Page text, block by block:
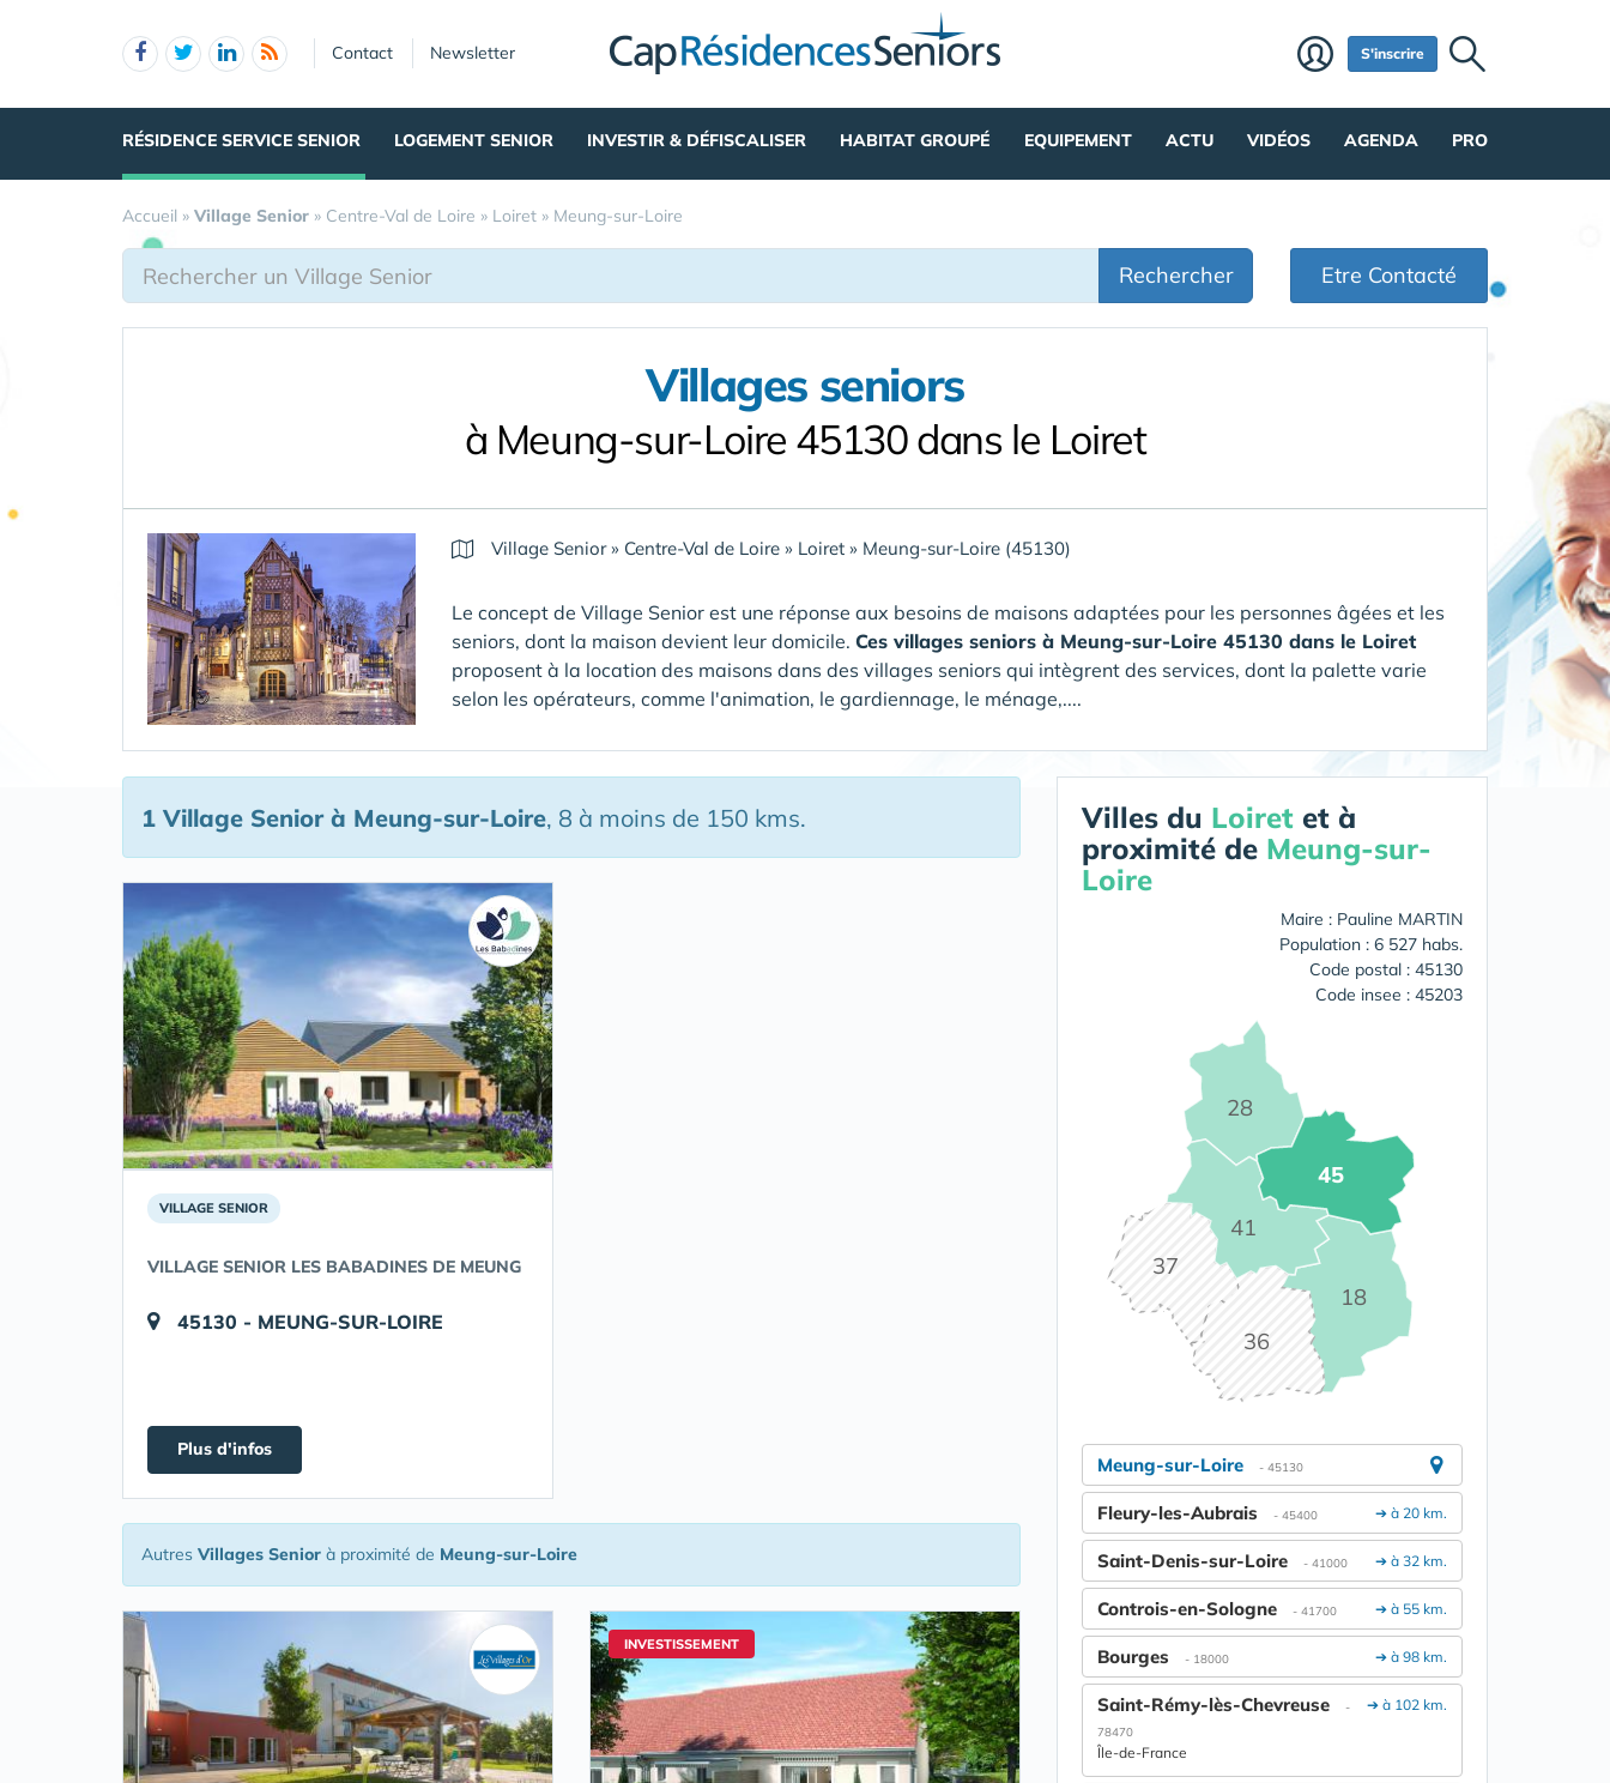
Contact Newsletter S'inscrire
RÉSIDENCE SERVICE SENIOR LOGEMENT SENIOR INVESTIR & DÉFISCALISER HABITAT GROUPÉ EQUIPEMENT ACTU VIDÉOS AGENDA PRO
Accueil » Village Senior » Centre-Val de Loire » Loiret » Meung-sur-Loire
Rechercher Etre Contacté
Villages seniors
à Meung-sur-Loire 45130 dans le Loiret
Village Senior» Centre-Val de Loire » Loiret » Meung-sur-Loire (45130)
Le concept de Village Senior est une réponse aux besoins de maisons adaptées pour les personnes âgées et les
seniors, dont la maison devient leur domicile. Ces villages seniors à Meung-sur-Loire 45130 dans le Loiret
proposent à la location des maisons dans des villages seniors qui intègrent des services, dont la palette varie
selon les opérateurs, comme l'animation, le gardiennage, le ménage,....
1 Village Seniorà Meung-sur-Loire, 8 à moins de 150 kms.
VILLAGE SENIOR
VILLAGE SENIOR LES BABADINES DE MEUNG
45130 - MEUNG-SUR-LOIRE
Plus d'infos
Autres Villages Senior à proximité de Meung-sur-Loire
INVESTISSEMENT
Villes du Loiret et à
proximité de Meung-sur-
Loire
Maire : Pauline MARTIN
Population : 6 527 habs.
Code postal : 45130
Code insee : 45203
18
28
36
37
41
45
Meung-sur-Loire - 45130
➔ à 20 km.
Fleury-les-Aubrais - 45400
➔ à 32 km.
Saint-Denis-sur-Loire - 41000
➔ à 55 km.
Controis-en-Sologne - 41700
➔ à 98 km.
Bourges - 18000
➔ à 102 km.
Saint-Rémy-lès-Chevreuse
-
78470
Île-de-France